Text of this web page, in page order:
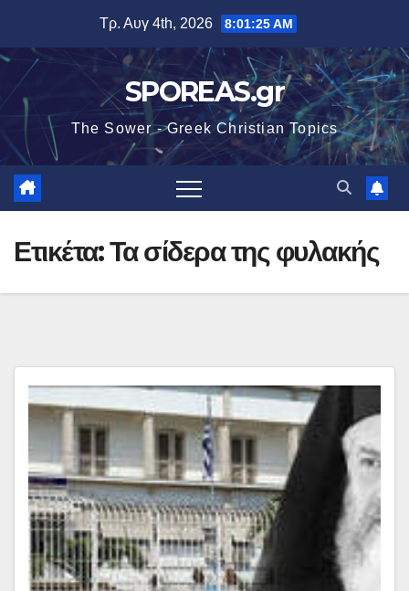
περιεχόμενο
Τρ. Αυγ 4th, 2026 8:01:26 AM
SPOREAS.gr
The Sower - Greek Christian Topics
Ετικέτα:Τα σίδερα της φυλακής